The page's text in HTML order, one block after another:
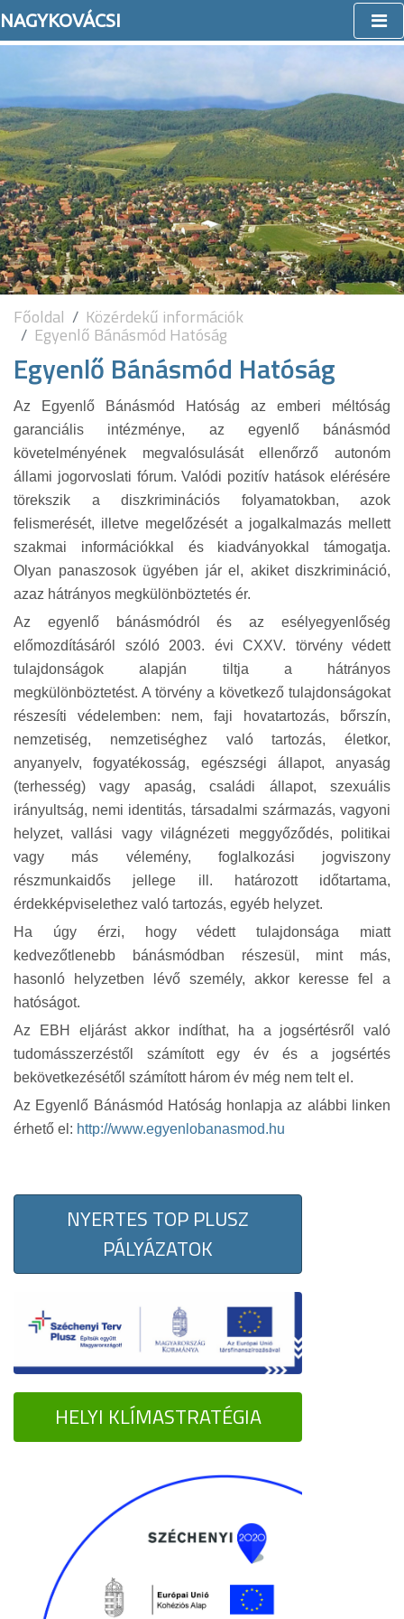
NAGYKOVÁCSI
Főoldal Közérdekű információk
Egyenlő Bánásmód Hatóság
Egyenlő Bánásmód Hatóság
Az Egyenlő Bánásmód Hatóság az emberi méltóság
garanciális intézménye, az egyenlő bánásmód
követelményének megvalósulását ellenőrző autonóm
állami jogorvoslati fórum. Valódi pozitív hatások elérésére
törekszik a diszkriminációs folyamatokban, azok
felismerését, illetve megelőzését a jogalkalmazás mellett
szakmai információkkal és kiadványokkal támogatja.
Olyan panaszosok ügyében jár el, akiket diszkrimináció,
azaz hátrányos megkülönböztetés ér.
Az egyenlő bánásmódról és az esélyegyenlőség
előmozdításáról szóló 2003. évi CXXV. törvény védett
tulajdonságok alapján tiltja a hátrányos
megkülönböztetést. A törvény a következő tulajdonságokat
részesíti védelemben: nem, faji hovatartozás, bőrszín,
nemzetiség, nemzetiséghez való tartozás, életkor,
anyanyelv, fogyatékosság, egészségi állapot, anyaság
(terhesség) vagy apaság, családi állapot, szexuális
irányultság, nemi identitás, társadalmi származás, vagyoni
helyzet, vallási vagy világnézeti meggyőződés, politikai
vagy más vélemény, foglalkozási jogviszony
részmunkaidős jellege ill. határozott időtartama,
érdekképviselethez való tartozás, egyéb helyzet.
Ha úgy érzi, hogy védett tulajdonsága miatt
kedvezőtlenebb bánásmódban részesül, mint más,
hasonló helyzetben lévő személy, akkor keresse fel a
hatóságot.
Az EBH eljárást akkor indíthat, ha a jogsértésről való
tudomásszerzéstől számított egy év és a jogsértés
bekövetkezésétől számított három év még nem telt el.
Az Egyenlő Bánásmód Hatóság honlapja az alábbi linken
érhető el: http://www.egyenlobanasmod.hu
NYERTES TOP PLUSZ
PÁLYÁZATOK
HELYI KLÍMASTRATÉGIA